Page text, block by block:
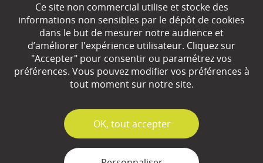
EN SAVOIR
Qui sommes-nous ?
Partenaires
Plan du site
Ce site non commercial utilise et stocke des
informations non sensibles par le dépôt de cookies
dans le but de mesurer notre audience et
d’améliorer l'expérience utilisateur. Cliquez sur
"Accepter" pour consentir ou paramétrez vos
préférences. Vous pouvez modifier vos préférences à
tout moment sur notre site.
✓
OK, tout accepter